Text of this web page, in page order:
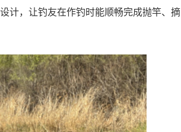
计，让钓友在作钓时能顺畅完成抛竿、摘